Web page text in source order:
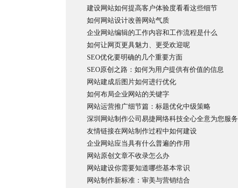
建设网站如何提高客户体验度看看这些细节
如何网站设计改善网站气质
企业网站编辑的工作内容和工作流程是什么
如何让网页更具魅力、更受欢迎呢
SEO优化要明确的几个重要方面
SEO原创之路：如何为用户提供有价值的信息
网站建成后图片如何进行优化
如何布局企业网站的关键字
网站运营推广细节篇：标题优化中级策略
深圳网站制作公司易捷网络科技全心全意为您服务
友情链接在网站制作过程中如何建设
企业网站应当具有什么普遍的作用
网站原创文章不收录怎么办
网站建设你需要知道哪些基本常识
网站制作新标准：审美与营销结合